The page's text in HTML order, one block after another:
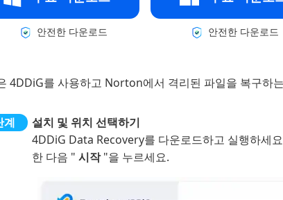
안전한 다운로드 안전한 다운로드
4DDiG를 사용하고 Norton에서 격리된 파일을 복구하
설치 및 위치 선택하기
4DDiG Data Recovery를 다운로드하고 실행하세
한 다음 " 시작"을 누르세요.